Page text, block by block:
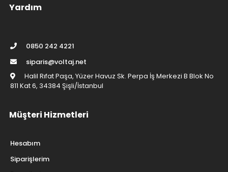
Yardım
0850 242 4221
siparis@voltaj.net
Halil Rıfat Paşa, Yüzer Havuz Sk. Perpa İş Merkezi B Blok No
811 Kat 6, 34384 Şişli/İstanbul
Müşteri Hizmetleri
Hesabım
Siparişlerim